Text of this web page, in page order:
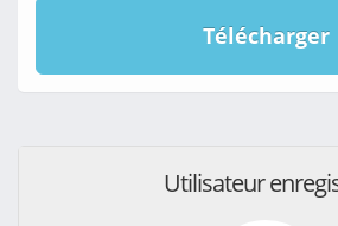
Télécharger
Utilisateur